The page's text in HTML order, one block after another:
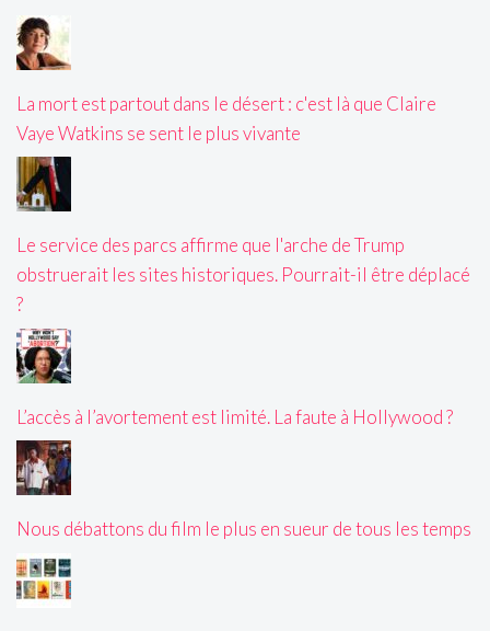
La mort est partout dans le désert : c'est là que Claire
Vaye Watkins se sent le plus vivante
Le service des parcs affirme que l'arche de Trump
obstruerait les sites historiques. Pourrait-il être déplacé
?
L’accès à l’avortement est limité. La faute à Hollywood ?
Nous débattons du film le plus en sueur de tous les temps